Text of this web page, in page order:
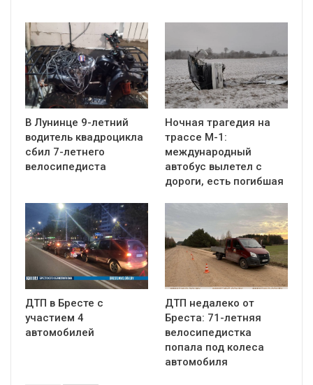
В Лунинце 9-летний
водитель квадроцикла
сбил 7-летнего
велосипедиста
Ночная трагедия на
трассе М-1:
международный
автобус вылетел с
дороги, есть погибшая
ДТП в Бресте с
участием 4
автомобилей
ДТП недалеко от
Бреста: 71-летняя
велосипедистка
попала под колеса
автомобиля